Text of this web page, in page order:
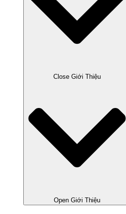
Close Giới Thiệu
Open Giới Thiệu